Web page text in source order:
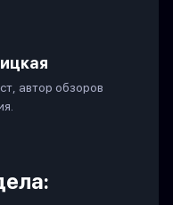
автор обзоров